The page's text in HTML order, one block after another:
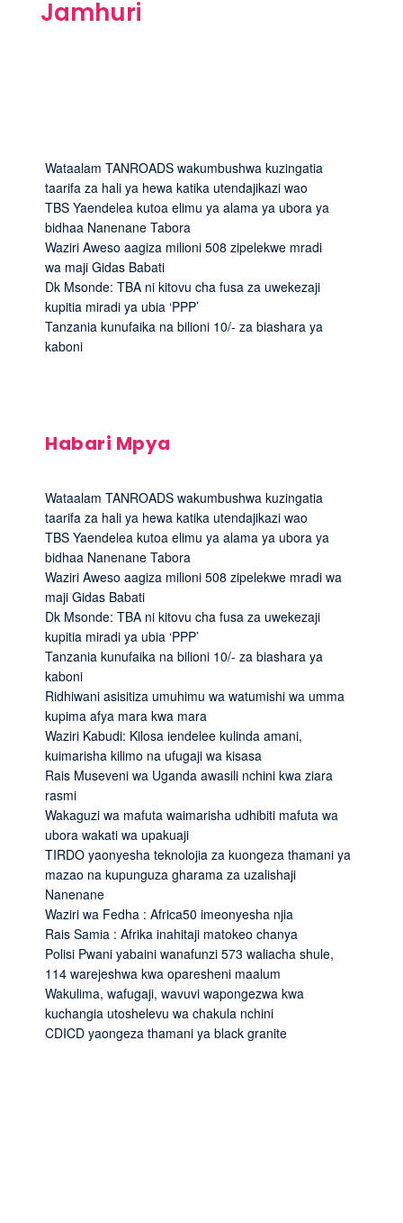
Jamhuri
Wataalam TANROADS wakumbushwa kuzingatia
taarifa za hali ya hewa katika utendajikazi wao
TBS Yaendelea kutoa elimu ya alama ya ubora ya
bidhaa Nanenane Tabora
Waziri Aweso aagiza milioni 508 zipelekwe mradi
wa maji Gidas Babati
Dk Msonde: TBA ni kitovu cha fusa za uwekezaji
kupitia miradi ya ubia ‘PPP’
Tanzania kunufaika na bilioni 10/- za biashara ya
kaboni
Habari Mpya
Wataalam TANROADS wakumbushwa kuzingatia
taarifa za hali ya hewa katika utendajikazi wao
TBS Yaendelea kutoa elimu ya alama ya ubora ya
bidhaa Nanenane Tabora
Waziri Aweso aagiza milioni 508 zipelekwe mradi wa
maji Gidas Babati
Dk Msonde: TBA ni kitovu cha fusa za uwekezaji
kupitia miradi ya ubia ‘PPP’
Tanzania kunufaika na bilioni 10/- za biashara ya
kaboni
Ridhiwani asisitiza umuhimu wa watumishi wa umma
kupima afya mara kwa mara
Waziri Kabudi: Kilosa iendelee kulinda amani,
kuimarisha kilimo na ufugaji wa kisasa
Rais Museveni wa Uganda awasili nchini kwa ziara
rasmi
Wakaguzi wa mafuta waimarisha udhibiti mafuta wa
ubora wakati wa upakuaji
TIRDO yaonyesha teknolojia za kuongeza thamani ya
mazao na kupunguza gharama za uzalishaji
Nanenane
Waziri wa Fedha : Africa50 imeonyesha njia
Rais Samia : Afrika inahitaji matokeo chanya
Polisi Pwani yabaini wanafunzi 573 waliacha shule,
114 warejeshwa kwa oparesheni maalum
Wakulima, wafugaji, wavuvi wapongezwa kwa
kuchangia utoshelevu wa chakula nchini
CDICD yaongeza thamani ya black granite